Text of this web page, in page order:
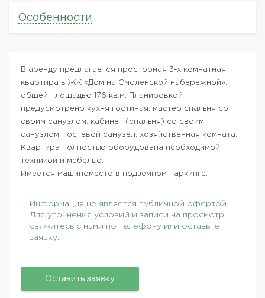
Особенности
В аренду предлагается просторная 3-х комнатная
квартира в ЖК «Дом на Смоленской набережной»,
общей площадью 176 кв.м. Планировкой
предусмотрено кухня гостиная, мастер спальня со
своим санузлом, кабинет (спальня) со своим
санузлом, гостевой санузел, хозяйственная комната.
Квартира полностью оборудована необходимой
техникой и мебелью.
Имеется машиноместо в подземном паркинге.
Информация не является публичной офертой.
Для уточнения условий и записи на просмотр
свяжитесь с нами по телефону или оставьте
заявку.
Оставить заявку